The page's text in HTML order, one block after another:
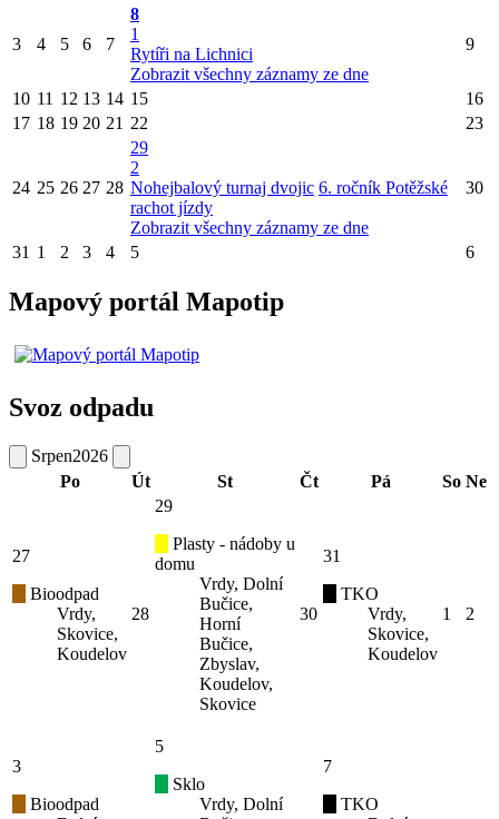
3 4 5 6 7
8
1
Rytíři na Lichnici
Zobrazit všechny záznamy ze dne
9
10 11 12 13 14 15
16
17 18 19 20 21 22 23
24 25 26 27 28
29
2
Nohejbalový turnaj dvojic 6. ročník Potěžské
rachot jízdy
Zobrazit všechny záznamy ze dne
30
31 1 2 3 4 5 6
Mapový portál Mapotip
Svoz odpadu
Srpen2026
Po
Út St Čt Pá So Ne
27
Bioodpad
Vrdy,
Skovice,
Koudelov
28
29
Plasty - nádoby u
domu
Vrdy, Dolní
Bučice,
Horní
Bučice,
Zbyslav,
Koudelov,
Skovice
30
31
TKO
Vrdy,
Skovice,
Koudelov
1 2
3
Bioodpad
5
Sklo
Vrdy, Dolní
7
TKO